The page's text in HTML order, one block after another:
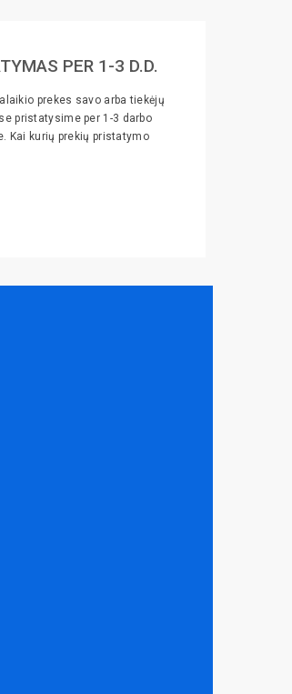
PER 1-3 D.D.
prekes savo arba tiekėjų
pristatysime per 1-3 darbo
Kai kurių prekių pristatymo